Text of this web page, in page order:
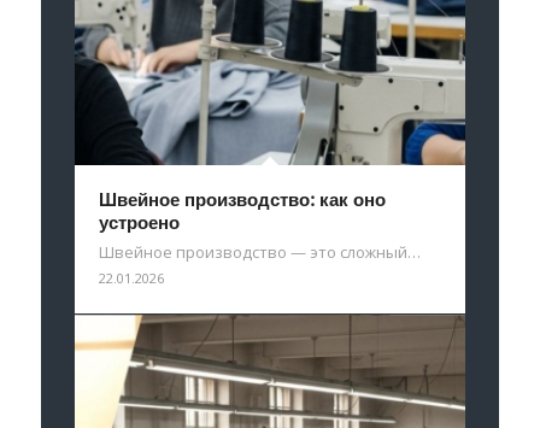
Швейное производство: как оно
устроено
Швейное производство — это сложный…
22.01.2026